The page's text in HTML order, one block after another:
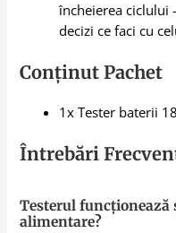
încheierea ciclului
decizi ce faci cu
Conținut Pachet
1x Tester baterii
Întrebări
Testerul funcționează
alimentare?